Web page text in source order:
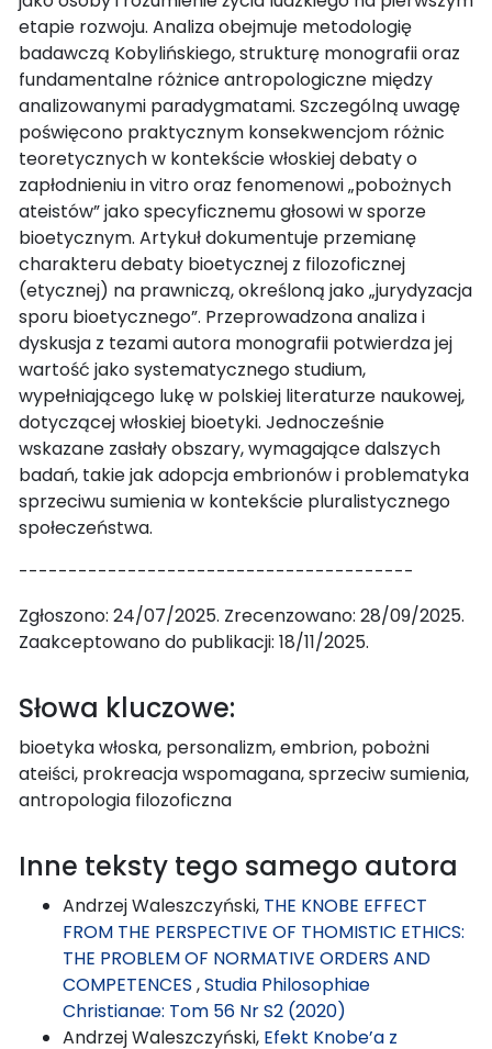
etapie rozwoju. Analiza obejmuje metodologię
badawczą Kobylińskiego, strukturę monografii oraz
fundamentalne różnice antropologiczne między
analizowanymi paradygmatami. Szczególną uwagę
poświęcono praktycznym konsekwencjom różnic
teoretycznych w kontekście włoskiej debaty o
zapłodnieniu in vitro oraz fenomenowi „pobożnych
ateistów” jako specyficznemu głosowi w sporze
bioetycznym. Artykuł dokumentuje przemianę
charakteru debaty bioetycznej z filozoficznej
(etycznej) na prawniczą, określoną jako „jurydyzacja
sporu bioetycznego”. Przeprowadzona analiza i
dyskusja z tezami autora monografii potwierdza jej
wartość jako systematycznego studium,
wypełniającego lukę w polskiej literaturze naukowej,
dotyczącej włoskiej bioetyki. Jednocześnie
wskazane zasłały obszary, wymagające dalszych
badań, takie jak adopcja embrionów i problematyka
sprzeciwu sumienia w kontekście pluralistycznego
społeczeństwa.
----------------------------------------
Zgłoszono: 24/07/2025. Zrecenzowano: 28/09/2025.
Zaakceptowano do publikacji: 18/11/2025.
Słowa kluczowe:
bioetyka włoska, personalizm, embrion, pobożni
ateiści, prokreacja wspomagana, sprzeciw sumienia,
antropologia filozoficzna
Inne teksty tego samego autora
Andrzej Waleszczyński, THE KNOBE EFFECT
FROM THE PERSPECTIVE OF THOMISTIC ETHICS:
THE PROBLEM OF NORMATIVE ORDERS AND
COMPETENCES ,Studia Philosophiae
Christianae: Tom 56 Nr S2 (2020)
Andrzej Waleszczyński, Efekt Knobe’a z